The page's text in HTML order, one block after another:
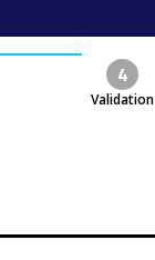
4
Validation